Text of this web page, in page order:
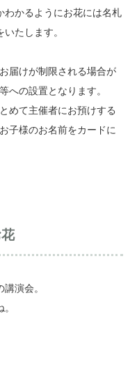
わかるようにお花には名札
たします。
届けが制限される場合が
への設置となります。
めて主催者にお預けする
子様のお名前をカードに
花
演会。